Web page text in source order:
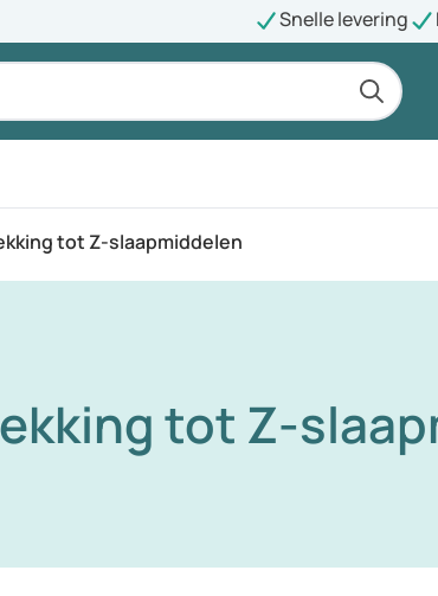
Snelle levering
tot Z-slaapmiddelen
tot Z-